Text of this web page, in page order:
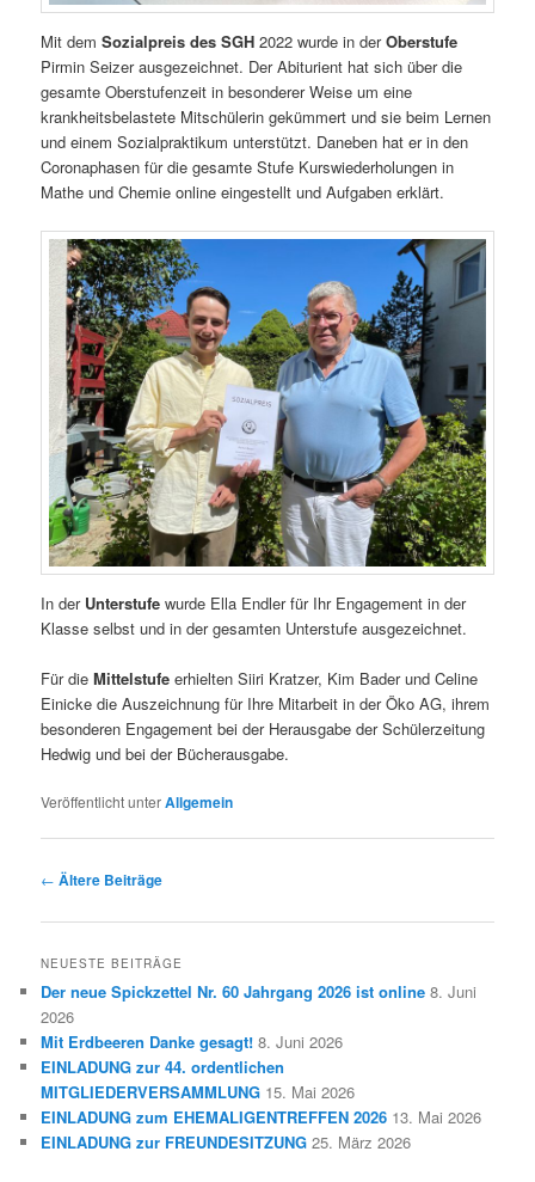
Mit demSozialpreis des SGH 2022 wurde in derOberstufe
Pirmin Seizer ausgezeichnet. Der Abiturient hat sich über die
gesamte Oberstufenzeit in besonderer Weise um eine
krankheitsbelastete Mitschülerin gekümmert und sie beim Lernen
und einem Sozialpraktikum unterstützt. Daneben hat er in den
Coronaphasen für die gesamte Stufe Kurswiederholungen in
Mathe und Chemie online eingestellt und Aufgaben erklärt.
In der Unterstufe wurde Ella Endler für Ihr Engagement in der
Klasse selbst und in der gesamten Unterstufe ausgezeichnet.
Für dieMittelstufe erhielten Siiri Kratzer, Kim Bader und Celine
Einicke die Auszeichnung für Ihre Mitarbeit in der Öko AG, ihrem
besonderen Engagement bei der Herausgabe der Schülerzeitung
Hedwig und bei der Bücherausgabe.
Veröffentlicht unterAllgemein
Beitragsnavigation
← Ältere Beiträge
NEUESTE BEITRÄGE
Der neue Spickzettel Nr. 60 Jahrgang 2026 ist online 8. Juni
2026
Mit Erdbeeren Danke gesagt! 8. Juni 2026
EINLADUNG zur 44. ordentlichen
MITGLIEDERVERSAMMLUNG 15. Mai 2026
EINLADUNG zum EHEMALIGENTREFFEN 2026 13. Mai 2026
EINLADUNG zur FREUNDESITZUNG 25. März 2026